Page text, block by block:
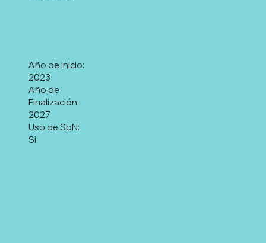
2023
Año de Inicio:
2027
Año de
Finalización:
Si
Uso de SbN: